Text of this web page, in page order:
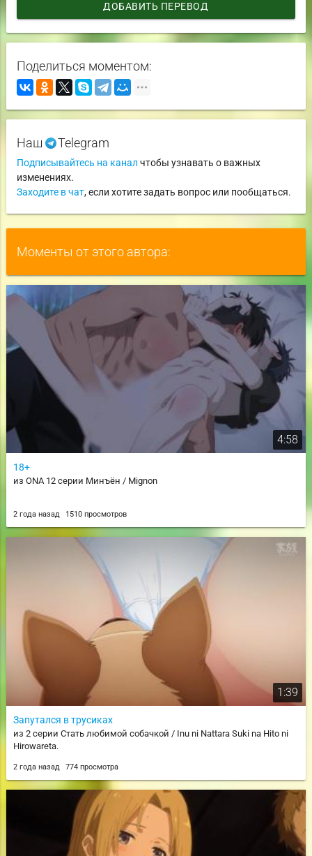
ДОБАВИТЬ ПЕРЕВОД
Поделиться моментом:
Наш Telegram
Подписывайтесь на канал чтобы узнавать о важных
изменениях.
Заходите в чат, если хотите задать вопрос или пообщаться.
Моменты от этого автора:
4:58
18+
из ONA 12 серии Минъён / Mignon
2 года назад 1510 просмотров
1:39
Запутался в трусиках
из 2 серии Стать любимой собачкой / Inu ni Nattara Suki na Hito ni
Hirowareta.
2 года назад 774 просмотра